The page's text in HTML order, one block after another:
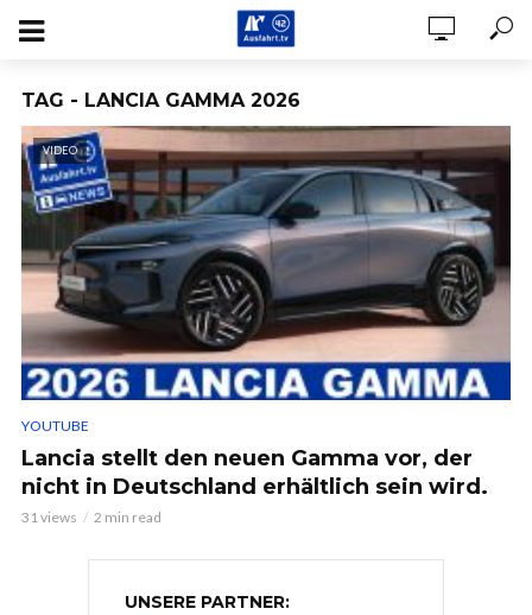
TAG - LANCIA GAMMA 2026
VIDEO
YOUTUBE
Lancia stellt den neuen Gamma vor, der
nicht in Deutschland erhältlich sein wird.
31 views 2 min read
UNSERE PARTNER: